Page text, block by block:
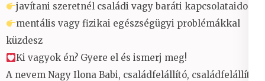
javítani szeretnél családi vagy baráti kapcsolataidon
mentális vagy fizikai egészségügyi problémákkal
küzdesz
Ki vagyok én? Gyere el és ismerj meg!
A nevem Nagy Ilona Babi, családfelállító, családfelállító